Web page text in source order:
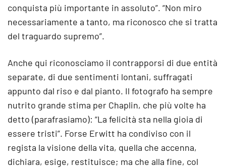
conquista più importante in assoluto”. “Non miro
necessariamente a tanto, ma riconosco che si tratta
del traguardo supremo”.
Anche qui riconosciamo il contrapporsi di due entità
separate, di due sentimenti lontani, suffragati
appunto dal riso e dal pianto. Il fotografo ha sempre
nutrito grande stima per Chaplin, che più volte ha
detto (parafrasiamo): “La felicità sta nella gioia di
essere tristi”. Forse Erwitt ha condiviso con il
regista la visione della vita, quella che accenna,
dichiara, esige, restituisce; ma che alla fine, col